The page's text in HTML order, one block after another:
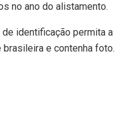
no ano do alistamento.
identificação permita a
e contenha foto.